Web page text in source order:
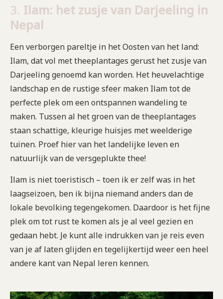
3. Ilam: het zusje van Darjeeling in
Nepal
Een verborgen pareltje in het Oosten van het land:
Ilam, dat vol met theeplantages gerust het zusje van
Darjeeling genoemd kan worden. Het heuvelachtige
landschap en de rustige sfeer maken Ilam tot de
perfecte plek om een ontspannen wandeling te
maken. Tussen al het groen van de theeplantages
staan schattige, kleurige huisjes met weelderige
tuinen. Proef hier van het landelijke leven en
natuurlijk van de versgeplukte thee!
Ilam is niet toeristisch – toen ik er zelf was in het
laagseizoen, ben ik bijna niemand anders dan de
lokale bevolking tegengekomen. Daardoor is het fijne
plek om tot rust te komen als je al veel gezien en
gedaan hebt. Je kunt alle indrukken van je reis even
van je af laten glijden en tegelijkertijd weer een heel
andere kant van Nepal leren kennen.